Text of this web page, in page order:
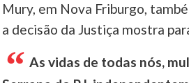
Mury, em Nova Friburgo,
a decisão da Justiça mostra
As vidas de todas nós,